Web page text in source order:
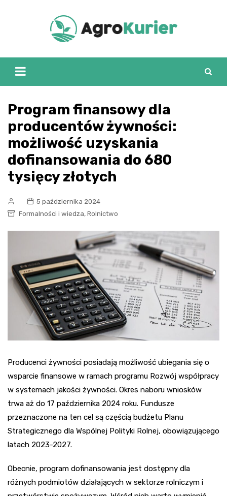
Program finansowy dla
producentów żywności:
możliwość uzyskania
dofinansowania do 680
tysięcy złotych
5 października 2024
Formalności i wiedza, Rolnictwo
Producenci żywności posiadają możliwość ubiegania się o
wsparcie finansowe w ramach programu Rozwój współpracy
w systemach jakości żywności. Okres naboru wniosków
trwa aż do 17 października 2024 roku. Fundusze
przeznaczone na ten cel są częścią budżetu Planu
Strategicznego dla Wspólnej Polityki Rolnej, obowiązującego
latach 2023-2027.
Obecnie, program dofinansowania jest dostępny dla
różnych podmiotów działających w sektorze rolniczym i